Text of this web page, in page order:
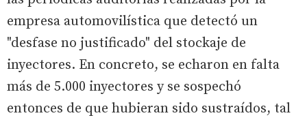
empresa automovilística que detectó un
"desfase no justificado" del stockaje de
inyectores. En concreto, se echaron en falta
más de 5.000 inyectores y se sospechó
entonces de que hubieran sido sustraídos, tal